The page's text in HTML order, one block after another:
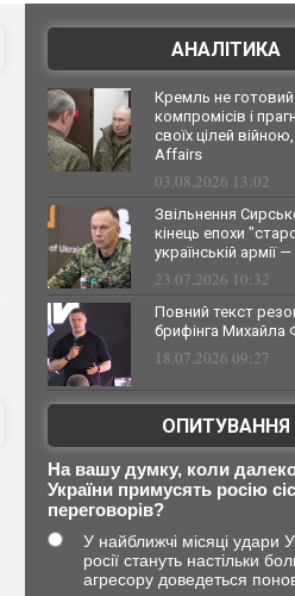
АНАЛІТИКА
Кремль не
компромісів і
своїх цілей
Affairs
03.08.2026 13:02
Звільнення
кінець епохи
українській армії —
23.07.2026 10:32
Повний текст
брифінга Михайла
18.07.2026 09:27
ОПИТУВАННЯ
На вашу думку, коли
України примусять росію
переговорів?
У найближчі місяці удари
росії стануть настільки
агресору доведеться